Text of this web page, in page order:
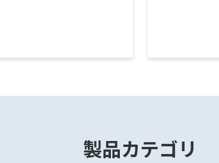
製品カテゴリ